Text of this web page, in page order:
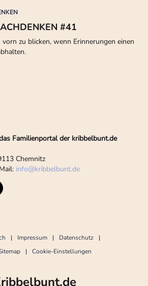
#41
zu blicken, wenn Erinnerungen einen
Familienportal der kribbelbunt.de
Chemnitz
info@kribbelbunt.de
Impressum
Datenschutz
Cookie-Einstellungen